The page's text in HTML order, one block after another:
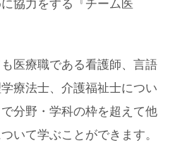
協力をする『チーム医
医療職である看護師、言語
療法士、介護福祉士につい
分野・学科の枠を超えて他
いて学ぶことができます。